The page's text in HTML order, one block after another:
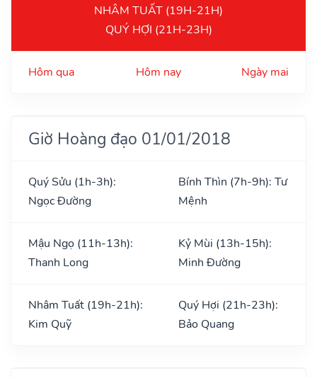
NHÂM TUẤT (19H-21H)
QUÝ HỢI (21H-23H)
Hôm qua Hôm nay Ngày mai
Giờ Hoàng đạo 01/01/2018
Quý Sửu (1h-3h):
Ngọc Đường
Bính Thìn (7h-9h): Tư
Mệnh
Mậu Ngọ (11h-13h):
Thanh Long
Kỷ Mùi (13h-15h):
Minh Đường
Nhâm Tuất (19h-21h):
Kim Quỹ
Quý Hợi (21h-23h):
Bảo Quang